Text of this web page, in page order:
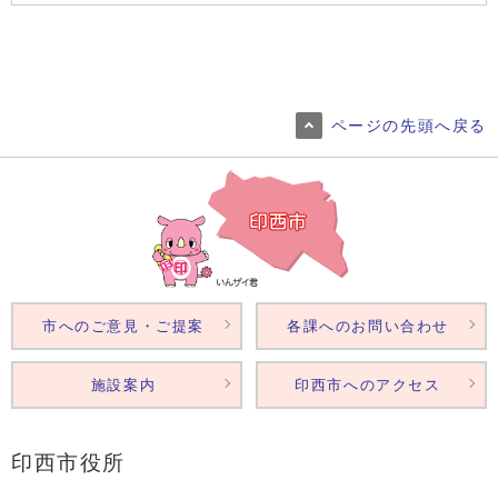
ページの先頭へ戻る
印西市役所
市へのご意見・ご提案 各課へのお問い合わせ
施設案内 印西市へのアクセス